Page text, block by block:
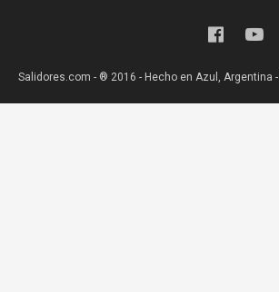
Salidores.com - ® 2016 - Hecho en Azul, Argentina -